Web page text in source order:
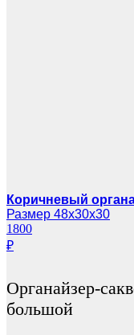
Коричневый
Размер 48х30х30
1800
₽
Органайзер-
большой